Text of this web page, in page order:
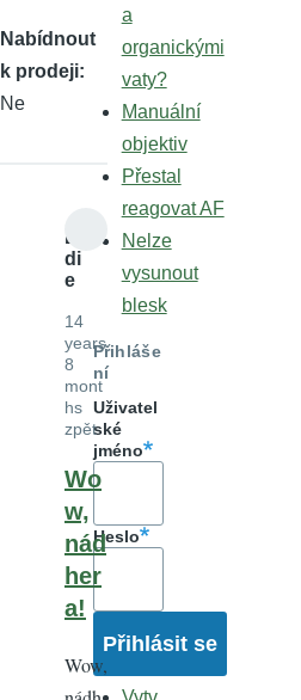
Nabídnout
k prodeji
Ne
Ly
di
e
14
years
8
mont
hs
zpět
Wo
w,
nád
her
a!
Wow,
a
organickými
vaty?
Manuální
objektiv
Přestal
reagovat AF
Nelze
vysunout
blesk
Přihláše
ní
Uživatel
ské
jméno
Heslo